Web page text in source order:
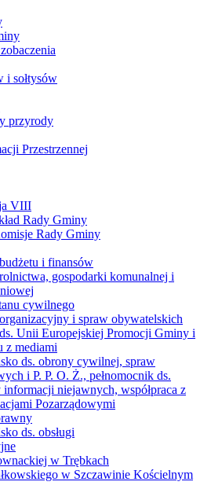
i sołtysów
przyrody
Przestrzennej
VIII
Rady Gminy
Rady Gminy
i finansów
gospodarki komunalnej i
cywilnego
i spraw obywatelskich
Unii Europejskiej Promocji Gminy i
z mediami
ds. obrony cywilnej, spraw
i P. P. O. Ż., pełnomocnik ds.
informacji niejawnych, współpraca z
Pozarządowymi
ds. obsługi
w Trębkach
w Szczawinie Kościelnym